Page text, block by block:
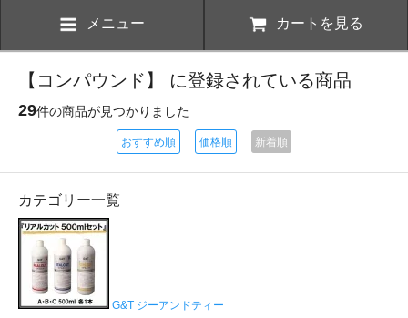
メニュー カートを見る
【コンパウンド】 に登録されている商品
29件の商品が見つかりました
おすすめ順 価格順 新着順
カテゴリー一覧
G&T ジーアンドティー